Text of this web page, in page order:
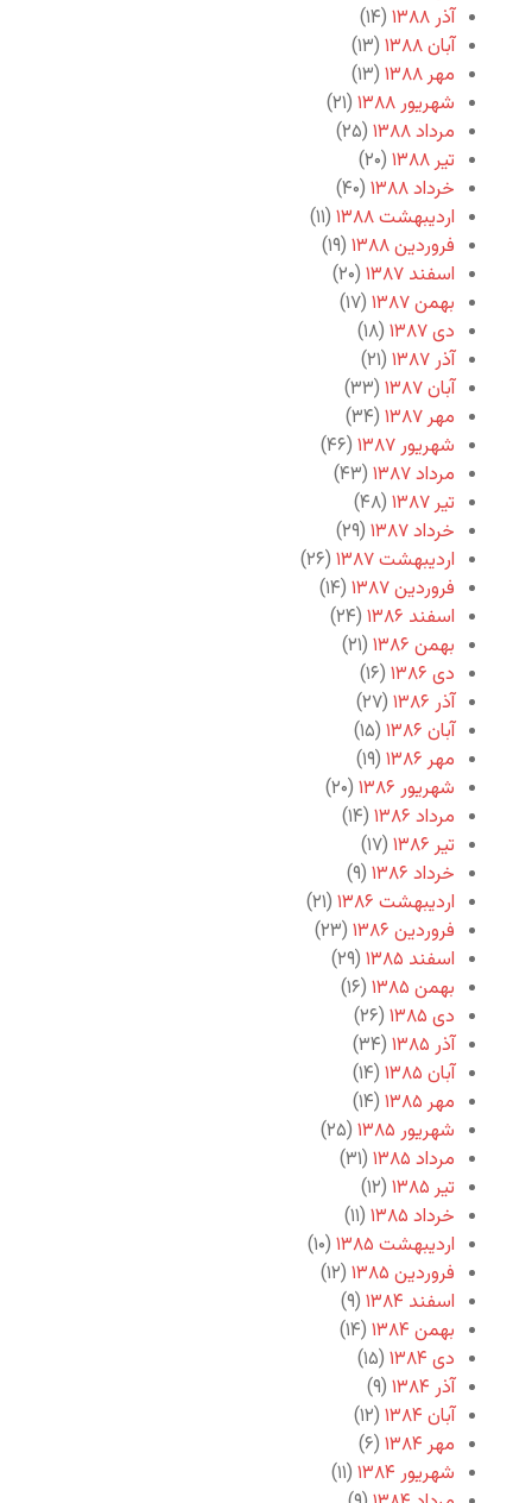
آذر ۱۳۸۸
(۱۴)
آبان ۱۳۸۸
(۱۳)
مهر ۱۳۸۸
(۱۳)
شهریور ۱۳۸۸
(۲۱)
مرداد ۱۳۸۸
(۲۵)
تیر ۱۳۸۸
(۲۰)
خرداد ۱۳۸۸
(۴۰)
اردیبهشت ۱۳۸۸
(۱۱)
فروردین ۱۳۸۸
(۱۹)
اسفند ۱۳۸۷
(۲۰)
بهمن ۱۳۸۷
(۱۷)
دی ۱۳۸۷
(۱۸)
آذر ۱۳۸۷
(۲۱)
آبان ۱۳۸۷
(۳۳)
مهر ۱۳۸۷
(۳۴)
شهریور ۱۳۸۷
(۴۶)
مرداد ۱۳۸۷
(۴۳)
تیر ۱۳۸۷
(۴۸)
خرداد ۱۳۸۷
(۲۹)
اردیبهشت ۱۳۸۷
(۲۶)
فروردین ۱۳۸۷
(۱۴)
اسفند ۱۳۸۶
(۲۴)
بهمن ۱۳۸۶
(۲۱)
دی ۱۳۸۶
(۱۶)
آذر ۱۳۸۶
(۲۷)
آبان ۱۳۸۶
(۱۵)
مهر ۱۳۸۶
(۱۹)
شهریور ۱۳۸۶
(۲۰)
مرداد ۱۳۸۶
(۱۴)
تیر ۱۳۸۶
(۱۷)
خرداد ۱۳۸۶
(۹)
اردیبهشت ۱۳۸۶
(۲۱)
فروردین ۱۳۸۶
(۲۳)
اسفند ۱۳۸۵
(۲۹)
بهمن ۱۳۸۵
(۱۶)
دی ۱۳۸۵
(۲۶)
آذر ۱۳۸۵
(۳۴)
آبان ۱۳۸۵
(۱۴)
مهر ۱۳۸۵
(۱۴)
شهریور ۱۳۸۵
(۲۵)
مرداد ۱۳۸۵
(۳۱)
تیر ۱۳۸۵
(۱۲)
خرداد ۱۳۸۵
(۱۱)
اردیبهشت ۱۳۸۵
(۱۰)
فروردین ۱۳۸۵
(۱۲)
اسفند ۱۳۸۴
(۹)
بهمن ۱۳۸۴
(۱۴)
دی ۱۳۸۴
(۱۵)
آذر ۱۳۸۴
(۹)
آبان ۱۳۸۴
(۱۲)
مهر ۱۳۸۴
(۶)
شهریور ۱۳۸۴
(۱۱)